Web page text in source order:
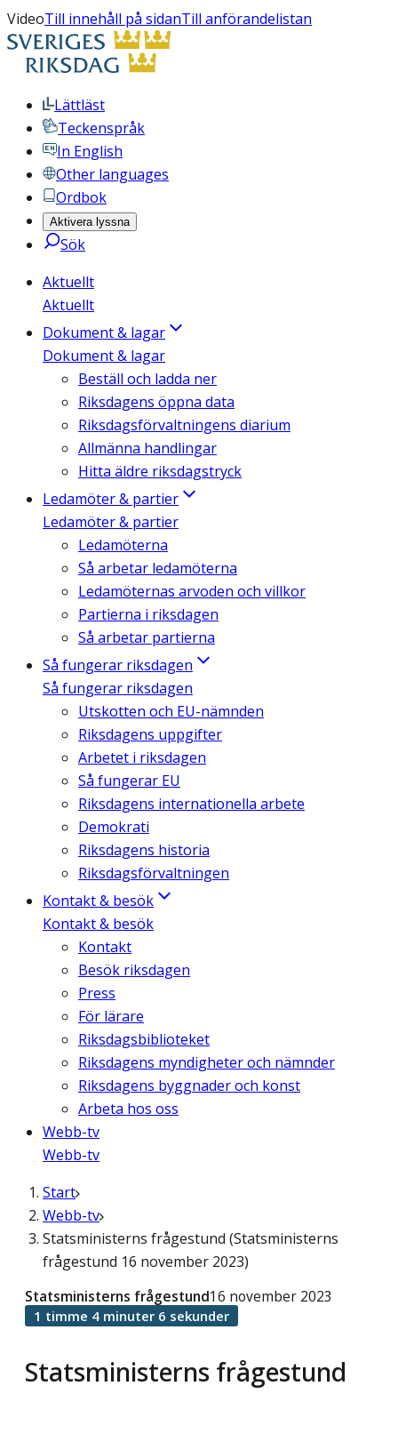
VideoTill innehåll på sidanTill anförandelistan
Lättläst
Teckenspråk
In English
Other languages
Ordbok
Aktivera lyssna
Sök
Aktuellt
Aktuellt
Dokument & lagar
Dokument & lagar
Beställ och ladda ner
Riksdagens öppna data
Riksdagsförvaltningens diarium
Allmänna handlingar
Hitta äldre riksdagstryck
Ledamöter & partier
Ledamöter & partier
Ledamöterna
Så arbetar ledamöterna
Ledamöternas arvoden och villkor
Partierna i riksdagen
Så arbetar partierna
Så fungerar riksdagen
Så fungerar riksdagen
Utskotten och EU-nämnden
Riksdagens uppgifter
Arbetet i riksdagen
Så fungerar EU
Riksdagens internationella arbete
Demokrati
Riksdagens historia
Riksdagsförvaltningen
Kontakt & besök
Kontakt & besök
Kontakt
Besök riksdagen
Press
För lärare
Riksdagsbiblioteket
Riksdagens myndigheter och nämnder
Riksdagens byggnader och konst
Arbeta hos oss
Webb-tv
Webb-tv
Start
Webb-tv
Statsministerns frågestund (Statsministerns
frågestund 16 november 2023)
Statsministerns frågestund
Statsministerns frågestund16 november 2023
1 timme 4 minuter 6 sekunder